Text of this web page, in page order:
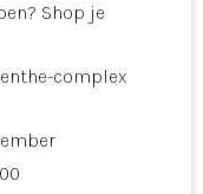
Shop je
complex